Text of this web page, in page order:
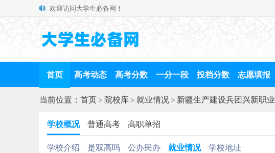
欢迎访问大学生必备网！
首页 高考动态 高考分数 一分一段 投档分数 志愿填报
当前位置： 首页> 院校库> 就业情况> 新疆生产建设兵团兴新职
学校概况 普通高考 高职单招
学校介绍 是双高吗 公办民办 就业情况 学校地址